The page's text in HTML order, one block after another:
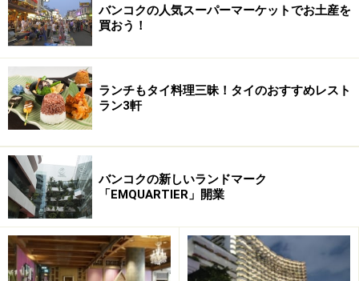
営業時間：10：00-22：00
サイアム・パラゴンと比べると学生の姿をよく見かける
『ディスカバリー』
ム・センター』。10代後半から20代半ば向けの洋服を扱
うショップが多いのが特徴。タイを代表するファッショ
ン・ブランド「SODA」や「TANGO」もここに店舗を構
えています。
さらに、サイアム・センターの隣には同じ系列のデパー
バンコクの人気スーパーマーケットでお土産を
買おう！
ランチもタイ料理三昧！タイのおすすめレスト
ラン3軒
バンコクの新しいランドマーク
「EMQUARTIER」開業